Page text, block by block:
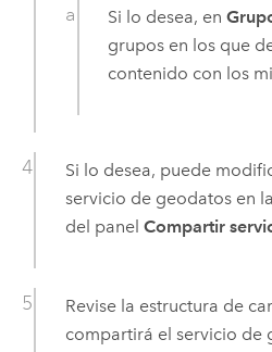
Si lo desea, en
grupos en los que
contenido con los
Si lo desea, puede
servicio de geodatos en
del panel Compartir
Revise la estructura de
compartirá el servicio de